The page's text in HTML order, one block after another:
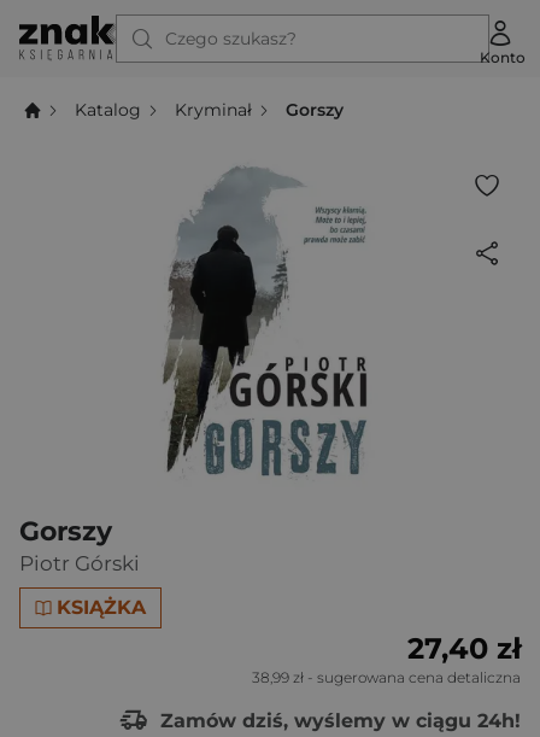
Czego szukasz?
Konto
Katalog Kryminał Gorszy
Gorszy
Piotr Górski
KSIĄŻKA
27,40 zł
38,99 zł - sugerowana cena detaliczna
Zamów dziś, wyślemy w ciągu 24h!